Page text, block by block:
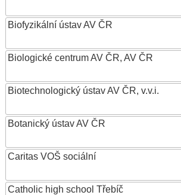
Biofyzikální ústav AV ČR
Biologické centrum AV ČR, AV ČR
Biotechnologický ústav AV ČR, v.v.i.
Botanický ústav AV ČR
Caritas VOŠ sociální
Catholic high school Třebíč